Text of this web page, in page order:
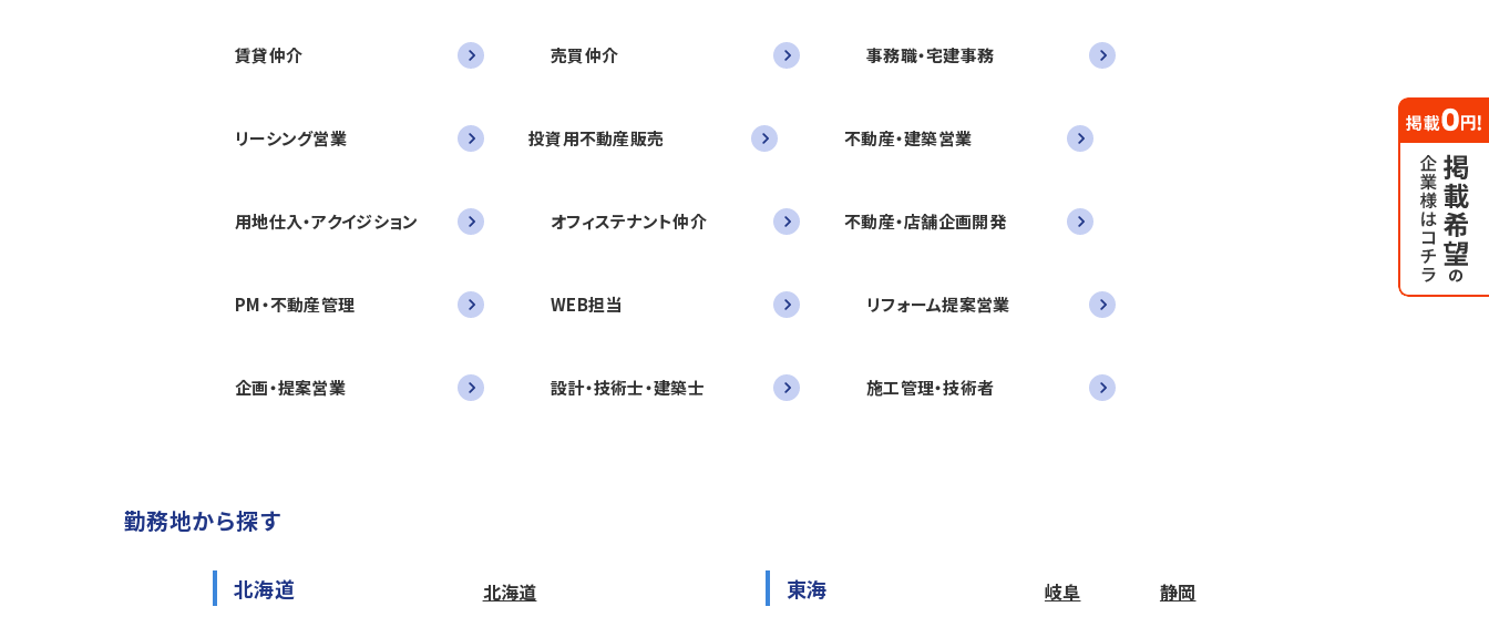
賃貸仲介 売買仲介 事務職・宅建事務
リーシング営業 投資用不動産販売 不動産・建築営業
用地仕入・アクイジション オフィステナント仲介 不動産・店舗企画開発
PM・不動産管理 WEB担当 リフォーム提案営業
企画・提案営業 設計・技術士・建築士 施工管理・技術者
勤務地から探す
北海道 北海道 東海 岐阜 静岡